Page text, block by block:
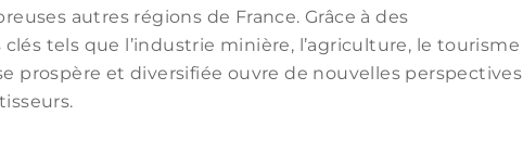
autres régions de France. Grâce à des
tels que l’industrie minière, l’agriculture, le tourisme
prospère et diversifiée ouvre de nouvelles perspectives